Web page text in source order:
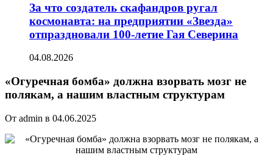
За что создатель скафандров ругал
космонавта: на предприятии «Звезда»
отпраздновали 100-летие Гая Северина
04.08.2026
«Огуречная бомба» должна взорвать мозг не
полякам, а нашим властным структурам
От admin в 04.06.2025